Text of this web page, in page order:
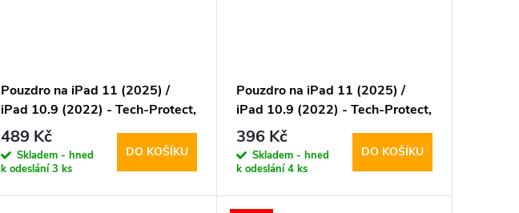
Pouzdro na iPad 11 (2025) /
iPad 10.9 (2022) - Tech-Protect,
SmartCase Pen Starlight
489 Kč
Skladem - hned
k odeslání3 ks
DO KOŠÍKU
Pouzdro na iPad 11 (2025) /
iPad 10.9 (2022) - Tech-Protect,
SmartCase Black
396 Kč
Skladem - hned
k odeslání4 ks
DO KOŠÍKU